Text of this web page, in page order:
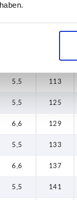
197
5,5 113
5,5 125
6,6 129
5,5 133
6,6 137
5,5 141